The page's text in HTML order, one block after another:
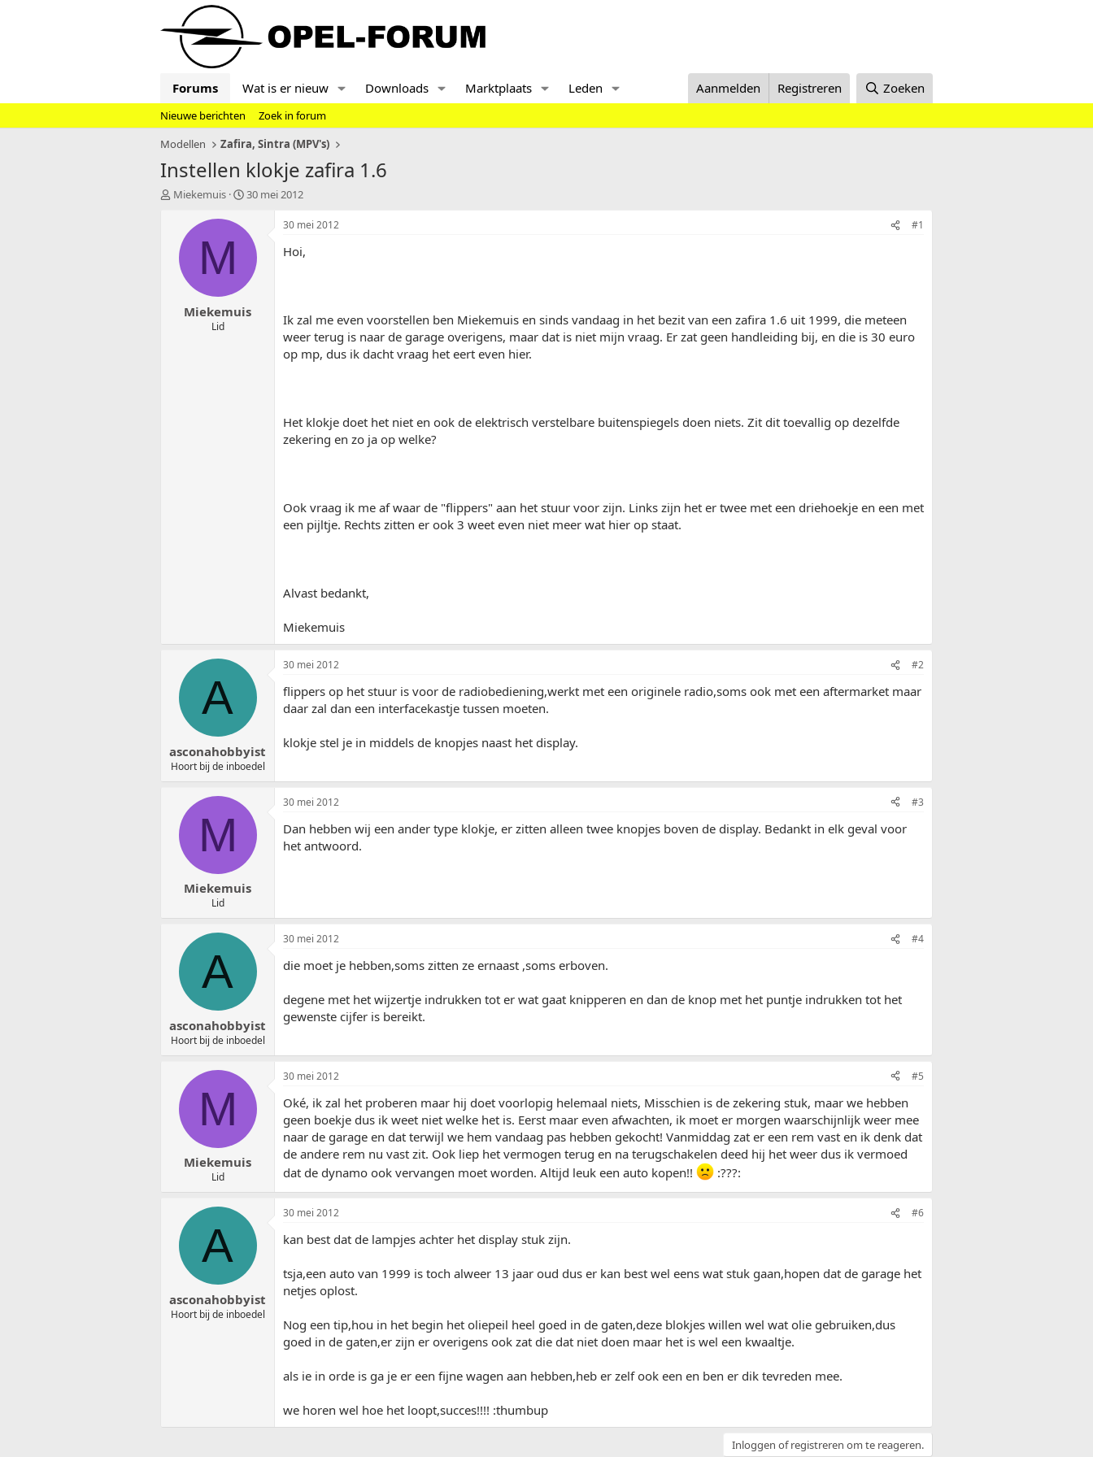
Forums Wat is er nieuw Downloads Marktplaats Leden Aanmelden Registreren Zoeken
Nieuwe berichten
Zoek in forum
Modellen
Zafira, Sintra (MPV's)
Instellen klokje zafira 1.6
T
Miekemuis
S
r
a
u
30 mei 2012
M
Miekemuis
Lid
30 mei 2012 #1
Hoi,
Ik zal me even voorstellen ben Miekemuis en sinds vandaag in het bezit van een zafira 1.6 uit 1999, die meteen
weer terug is naar de garage overigens, maar dat is niet mijn vraag. Er zat geen handleiding bij, en die is 30 euro
op mp, dus ik dacht vraag het eert even hier.
Het klokje doet het niet en ook de elektrisch verstelbare buitenspiegels doen niets. Zit dit toevallig op dezelfde
zekering en zo ja op welke?
Ook vraag ik me af waar de "flippers" aan het stuur voor zijn. Links zijn het er twee met een driehoekje en een met
een pijltje. Rechts zitten er ook 3 weet even niet meer wat hier op staat.
Alvast bedankt,
Miekemuis
A
asconahobbyist
Hoort bij de inboedel
30 mei 2012 #2
flippers op het stuur is voor de radiobediening,werkt met een originele radio,soms ook met een aftermarket maar
daar zal dan een interfacekastje tussen moeten.
klokje stel je in middels de knopjes naast het display.
M
Miekemuis
Lid
30 mei 2012 #3
Dan hebben wij een ander type klokje, er zitten alleen twee knopjes boven de display. Bedankt in elk geval voor
het antwoord.
A
asconahobbyist
Hoort bij de inboedel
30 mei 2012 #4
die moet je hebben,soms zitten ze ernaast ,soms erboven.
degene met het wijzertje indrukken tot er wat gaat knipperen en dan de knop met het puntje indrukken tot het
gewenste cijfer is bereikt.
M
Miekemuis
Lid
30 mei 2012 #5
Oké, ik zal het proberen maar hij doet voorlopig helemaal niets, Misschien is de zekering stuk, maar we hebben
geen boekje dus ik weet niet welke het is. Eerst maar even afwachten, ik moet er morgen waarschijnlijk weer mee
naar de garage en dat terwijl we hem vandaag pas hebben gekocht! Vanmiddag zat er een rem vast en ik denk dat
de andere rem nu vast zit. Ook liep het vermogen terug en na terugschakelen deed hij het weer dus ik vermoed
dat de dynamo ook vervangen moet worden. Altijd leuk een auto kopen!!
:???:
A
asconahobbyist
Hoort bij de inboedel
30 mei 2012 #6
kan best dat de lampjes achter het display stuk zijn.
tsja,een auto van 1999 is toch alweer 13 jaar oud dus er kan best wel eens wat stuk gaan,hopen dat de garage het
netjes oplost.
Nog een tip,hou in het begin het oliepeil heel goed in de gaten,deze blokjes willen wel wat olie gebruiken,dus
goed in de gaten,er zijn er overigens ook zat die dat niet doen maar het is wel een kwaaltje.
als ie in orde is ga je er een fijne wagen aan hebben,heb er zelf ook een en ben er dik tevreden mee.
we horen wel hoe het loopt,succes!!!! :thumbup
Inloggen of registreren om te reageren.